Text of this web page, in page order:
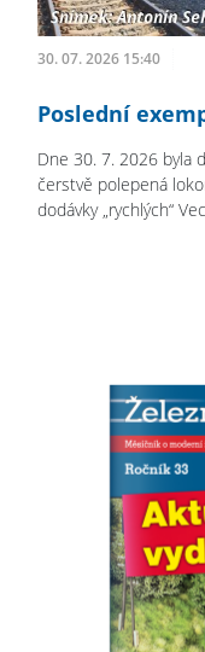
30. 07. 2026 15:40
Poslední
Dne 30. 7. 2026 byla
čerstvě polepená
dodávky „rychlých“